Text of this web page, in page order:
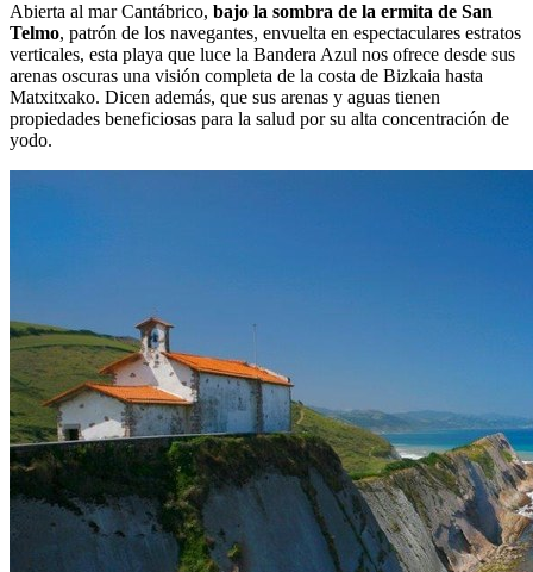
Abierta al mar Cantábrico, bajo la sombra de la ermita de San
Telmo, patrón de los navegantes, envuelta en espectaculares estratos
verticales, esta playa que luce la Bandera Azul nos ofrece desde sus
arenas oscuras una visión completa de la costa de Bizkaia hasta
Matxitxako. Dicen además, que sus arenas y aguas tienen
propiedades beneficiosas para la salud por su alta concentración de
yodo.